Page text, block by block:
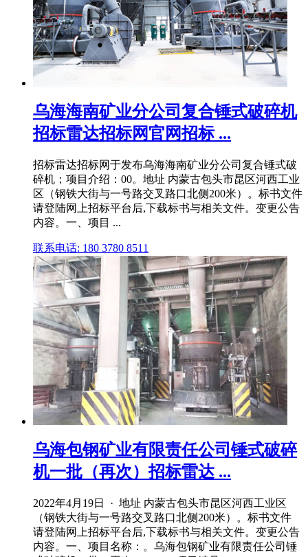
乌海海南矿业分公司复合锤式破碎机
招标雷达招标网官网招标 ...
招标雷达招标网于发布乌海海南矿业分公司复合锤式破
碎机；项目介绍：00。地址 内蒙古包头市昆区河西工业
区（钢铁大街与一号路交叉路口北侧200米）。标书文件
请登陆网上招标平台后,下载标书与相关文件。变更公告
内容。一、项目 ...
联系电话: 180 3780 8511
乌海包钢矿业有限责任公司锤式破碎
机一批（再次）招标雷达 ...
2022年4月19日 · 地址 内蒙古包头市昆区河西工业区
（钢铁大街与一号路交叉路口北侧200米）。标书文件
请登陆网上招标平台后,下载标书与相关文件。变更公告
内容。一、项目名称：。乌海包钢矿业有限责任公司锤